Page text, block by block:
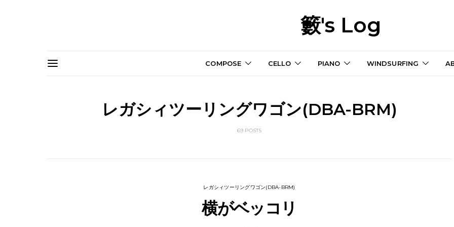
籔's Log
COMPOSE CELLO PIANO WINDSURFING
レガシィツーリングワゴン(DBA-BRM)
69 POSTS
レガシィツーリングワゴン(DBA-BRM)
横がベッコリ